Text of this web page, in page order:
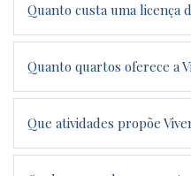
Quanto custa uma licença
Quanto quartos oferece a
Que atividades propõe